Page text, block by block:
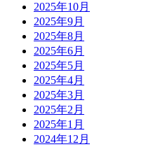
2025年10月
2025年9月
2025年8月
2025年6月
2025年5月
2025年4月
2025年3月
2025年2月
2025年1月
2024年12月